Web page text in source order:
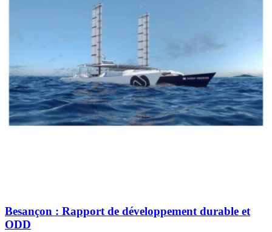
Besançon : Rapport de développement durable et
ODD